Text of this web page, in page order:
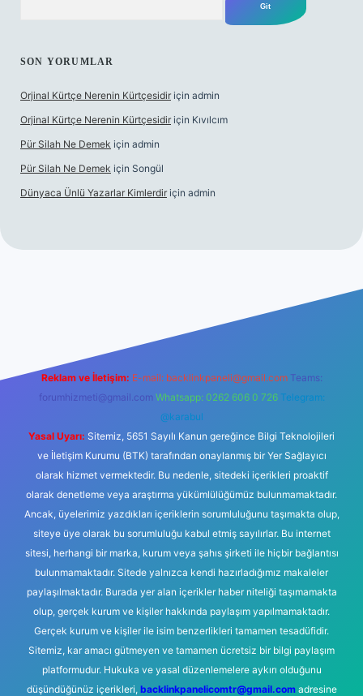
SON YORUMLAR
Orjinal Kürtçe Nerenin Kürtçesidir için admin
Orjinal Kürtçe Nerenin Kürtçesidir için Kıvılcım
Pür Silah Ne Demek için admin
Pür Silah Ne Demek için Songül
Dünyaca Ünlü Yazarlar Kimlerdir için admin
Reklam ve İletişim: E-mail: backlinkpaneli@gmail.com Teams:
forumhizmeti@gmail.com Whatsapp: 0262 606 0 726 Telegram:
@karabul
Yasal Uyarı: Sitemiz, 5651 Sayılı Kanun gereğince Bilgi Teknolojileri
ve İletişim Kurumu (BTK) tarafından onaylanmış bir Yer Sağlayıcı
olarak hizmet vermektedir. Bu nedenle, sitedeki içerikleri proaktif
olarak denetleme veya araştırma yükümlülüğümüz bulunmamaktadır.
Ancak, üyelerimiz yazdıkları içeriklerin sorumluluğunu taşımakta olup,
siteye üye olarak bu sorumluluğu kabul etmiş sayılırlar. Bu internet
sitesi, herhangi bir marka, kurum veya şahıs şirketi ile hiçbir bağlantısı
bulunmamaktadır. Sitede yalnızca kendi hazırladığımız makaleler
paylaşılmaktadır. Burada yer alan içerikler haber niteliği taşımamakta
olup, gerçek kurum ve kişiler hakkında paylaşım yapılmamaktadır.
Gerçek kurum ve kişiler ile isim benzerlikleri tamamen tesadüfidir.
Sitemiz, kar amacı gütmeyen ve tamamen ücretsiz bir bilgi paylaşım
platformudur. Hukuka ve yasal düzenlemelere aykırı olduğunu
düşündüğünüz içerikleri, backlinkpanelicomtr@gmail.comadresine